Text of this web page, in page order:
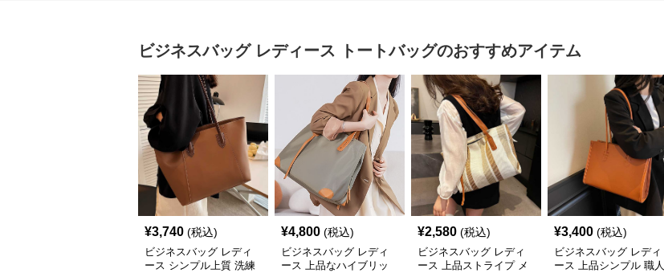
ビジネスバッグ レディース トートバッグのおすすめアイテム
¥3,740 (税込)
ビジネスバッグ レディ
ース シンプル上質 洗練
¥4,800 (税込)
ビジネスバッグ レディ
ース 上品なハイブリッ
¥2,580 (税込)
ビジネスバッグ レディ
ース 上品ストライプ メ
¥3,400 (税込)
ビジネスバッグ レディ
ース 上品シンプル 職人